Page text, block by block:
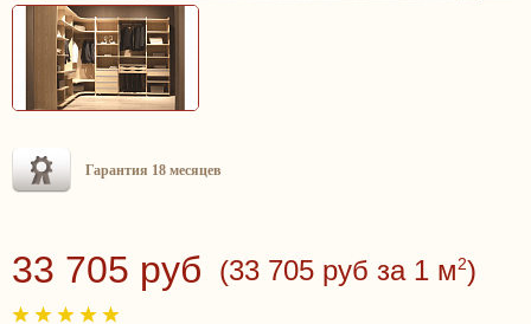
Гарантия 18 месяцев
33 705 руб (33 705 руб за 1 м2)